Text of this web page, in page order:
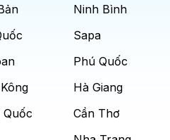
Quốc
Ninh Bình
Sapa
Phú Quốc
Hà Giang
Cần Thơ